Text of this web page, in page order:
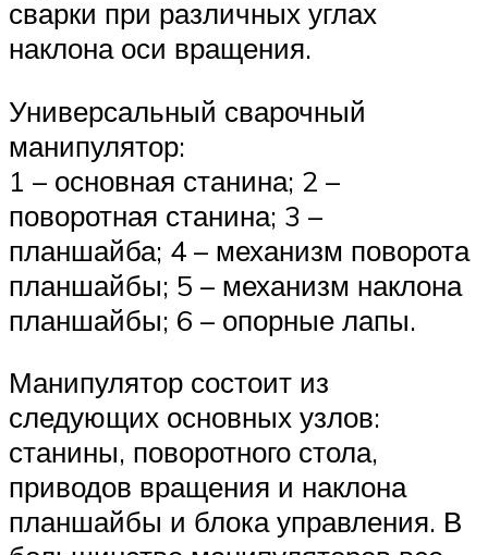
сварки при различных углах
наклона оси вращения.
Универсальный сварочный
манипулятор:
1 – основная станина; 2 –
поворотная станина; 3 –
планшайба; 4 – механизм поворота
планшайбы; 5 – механизм наклона
планшайбы; 6 – опорные лапы.
Манипулятор состоит из
следующих основных узлов:
станины, поворотного стола,
приводов вращения и наклона
планшайбы и блока управления. В